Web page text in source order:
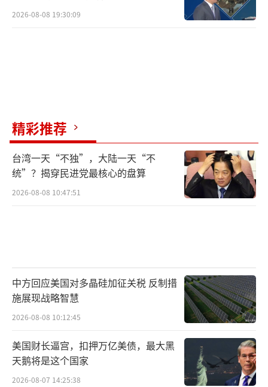
2026-08-08 19:30:09
精彩推荐
台湾一天“不独”，大陆一天“不
统”？揭穿民进党最核心的盘算
2026-08-08 10:47:51
中方回应美国对多晶硅加征关税 反制措
施展现战略智慧
2026-08-08 10:12:45
美国财长逼宫，扣押万亿美债，最大黑
天鹅将是这个国家
2026-08-07 14:25:38